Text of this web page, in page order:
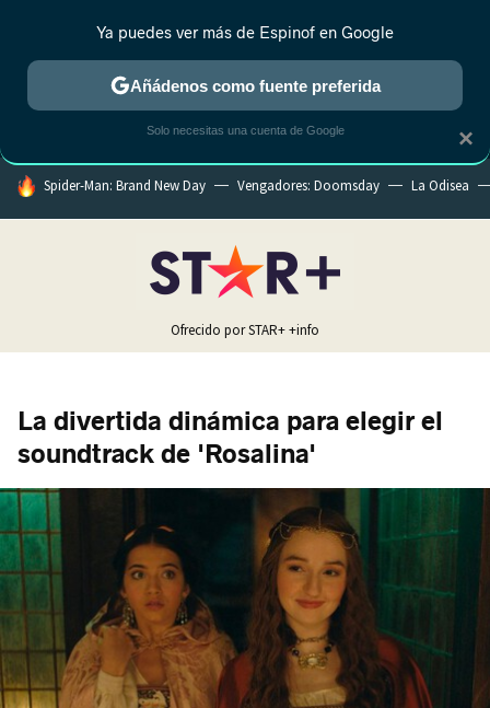
MENÚ NUEVO
ESTRENOS REALITY ANIME RANKINGS CINE
HOY SE HABLA DE
Spider-Man: Brand New Day Vengadores: Doomsday La Odisea
Ofrecido por STAR++info
La divertida dinámica para elegir el
soundtrack de 'Rosalina'
×
Ya puedes ver más de Espinof en Google
Añádenos como fuente preferida
Solo necesitas una cuenta de Google